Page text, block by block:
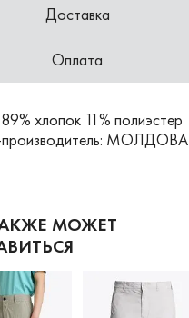
Доставка
Оплата
хлопок 11% полиэстер
МОЛДОВА
МОЖЕТ